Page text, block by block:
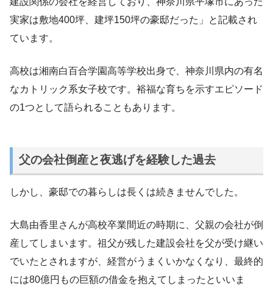
実家は敷地400坪、建坪150坪の豪邸だった」と記載され
ています。
高校は湘南白百合学園高等学校出身で、神奈川県内の有名
なカトリック系女子校です。裕福な育ちを示すエピソード
の1つとして語られることもあります。
父の会社倒産と夜逃げを経験した過去
しかし、豪邸での暮らしは長くは続きませんでした。
大島由香里さんが高校卒業間近の時期に、父親の会社が倒
産してしまいます。祖父が残した建設会社を父が受け継い
でいたとされますが、経営がうまくいかなくなり、最終的
には80億円もの巨額の借金を抱えてしまったといいま